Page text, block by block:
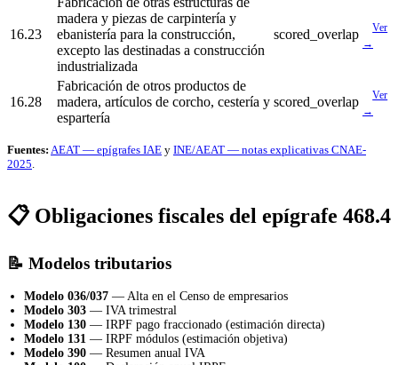
16.23
madera y piezas de carpintería y
ebanistería para la construcción,
excepto las destinadas a construcción
industrializada
scored_overlap
Ver
→
16.28
Fabricación de otros productos de
madera, artículos de corcho, cestería y
espartería
scored_overlap
Ver
→
Fuentes: AEAT — epígrafes IAE y INE/AEAT — notas explicativas CNAE-
2025
📋 Obligaciones fiscales del epígrafe 468.4
📝 Modelos tributarios
Modelo 036/037 — Alta en el Censo de empresarios
Modelo 303 — IVA trimestral
Modelo 130 — IRPF pago fraccionado (estimación directa)
Modelo 131 — IRPF módulos (estimación objetiva)
Modelo 390 — Resumen anual IVA